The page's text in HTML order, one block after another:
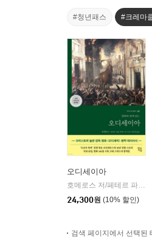
#청년패스 #크레마
오디세이아
호메로스 저/페테르 파울 루벤스 그림/박문재 역
24,300원 (10% 할인)
검색 페이지에서 선택된